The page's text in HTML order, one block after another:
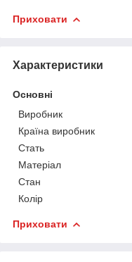
Приховати
Характеристики
Основні
Виробник
Країна виробник
Стать
Матеріал
Стан
Колір
Приховати